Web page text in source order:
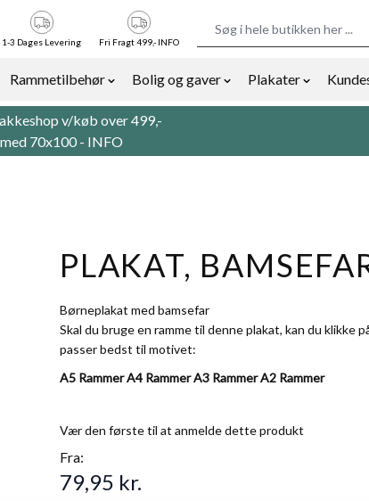
Rammetilbehør
Bolig og gaver
Plakater
1-3 Dages Levering Fri Fragt 499,- INFO
v/køb over 499,-
70x100 - INFO
PLAKAT,
Børneplakat med bamsefar
Skal du bruge en ramme til denne plakat, kan du klikke
passer bedst til motivet:
A5 RammerA4 RammerA3 RammerA2 Rammer
Vær den første til at anmelde dette produkt
Fra:
79,95 kr.